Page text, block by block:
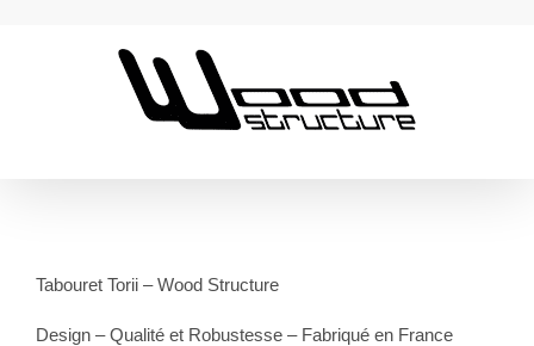
Tabouret Torii – Wood Structure
Design – Qualité et Robustesse – Fabriqué en France